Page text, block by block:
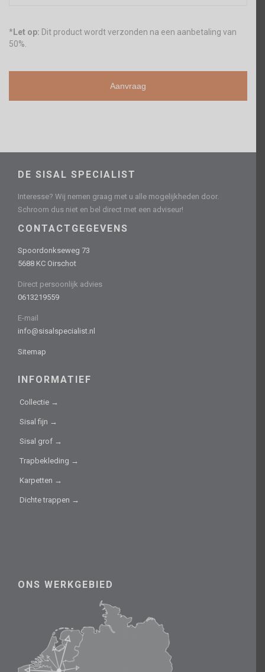
* Let op: Dit product wordt verzonden na een aanbetaling van
50%.
DE SISAL SPECIALIST
Interesse? Wij nemen graag met u alle mogelijkheden door.
Schroom dus niet en bel direct met een adviseur!
CONTACTGEGEVENS
Spoordonkseweg 73
5688 KC Oirschot
Direct persoonlijk advies
0613219559
E-mail
info@sisalspecialist.nl
Sitemap
INFORMATIEF
Collectie →
Sisal fijn →
Sisal grof →
Trapbekleding →
Karpetten →
Dichte trappen →
ONS WERKGEBIED